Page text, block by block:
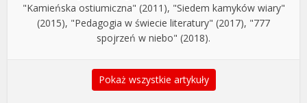
"Kamieńska ostiumiczna" (2011), "Siedem kamyków wiary"
(2015), "Pedagogia w świecie literatury" (2017), "777
spojrzeń w niebo" (2018).
Pokaż wszystkie artykuły